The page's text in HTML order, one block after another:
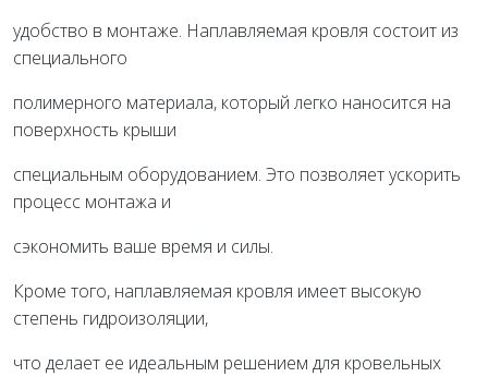
удобство в монтаже. Наплавляемая кровля состоит из
специального
полимерного материала, который легко наносится на
поверхность крыши
специальным оборудованием. Это позволяет ускорить
процесс монтажа и
сэкономить ваше время и силы.
Кроме того, наплавляемая кровля имеет высокую
степень гидроизоляции,
что делает ее идеальным решением для кровельных